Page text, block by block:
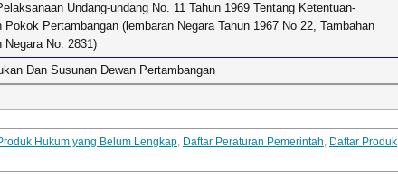
Undang-undang No. 11 Tahun 1969 Tentang Ketentuan-
Pokok Pertambangan (lembaran Negara Tahun 1967 No 22, Tambahan
Negara No. 2831)
Dan Susunan Dewan Pertambangan
Hukum yang Belum Lengkap, Daftar Peraturan Pemerintah, Daftar Produk